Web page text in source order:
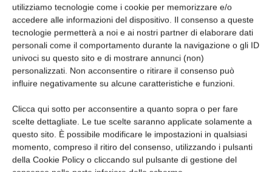
utilizziamo tecnologie come i cookie per memorizzare e/o
accedere alle informazioni del dispositivo. Il consenso a queste
tecnologie permetterà a noi e ai nostri partner di elaborare dati
personali come il comportamento durante la navigazione o gli ID
univoci su questo sito e di mostrare annunci (non)
personalizzati. Non acconsentire o ritirare il consenso può
influire negativamente su alcune caratteristiche e funzioni.
Clicca qui sotto per acconsentire a quanto sopra o per fare
scelte dettagliate. Le tue scelte saranno applicate solamente a
questo sito. È possibile modificare le impostazioni in qualsiasi
momento, compreso il ritiro del consenso, utilizzando i pulsanti
della Cookie Policy o cliccando sul pulsante di gestione del
E tra i motivi dell’insuccesso, spicca la pigrizia
indicata dal 39% e la scarsa perseveranza.
E di questo personale insuccesso non si è
particolarmente fieri e un po’ ci si vergogna
soprattutto nei confronti di chi ci è vicino. Un
italiano su tre dichiara inoltre di aver mentito
almeno una volta al proprio medico, e un
italiano su due di avere mentito ai suoi
familiari.